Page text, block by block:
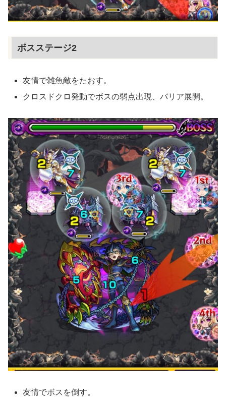
ボスステージ2
友情で雑魚敵をたおす。
クロスドクロ発動でボスの弱点出現、バリア展開。
友情でボスを倒す。